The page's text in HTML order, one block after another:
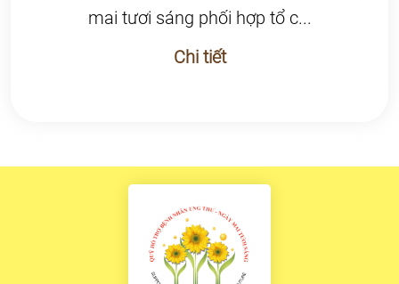
mai tươi sáng phối hợp tổ c...
Chi tiết